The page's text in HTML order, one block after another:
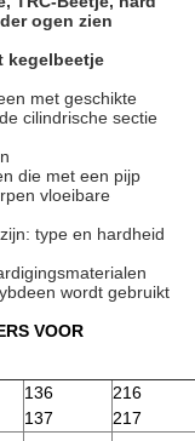
ogen zien
kegelbeetje
met geschikte
cilindrische sectie
die met een pijp
vloeibare
type en hardheid
wordt gebruikt
VOOR
136
137
216
217